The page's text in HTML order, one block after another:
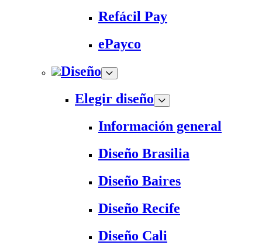
Refácil Pay
ePayco
Diseño
Elegir diseño
Información general
Diseño Brasilia
Diseño Baires
Diseño Recife
Diseño Cali